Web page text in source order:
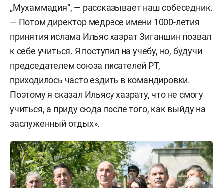
„Мухаммадия“, — рассказывает наш собеседник.
— Потом директор медресе имени 1000-летия
принятия ислама Ильяс хазрат Зиганшин позвал
к себе учиться. Я поступил на учебу, но, будучи
председателем союза писателей РТ,
приходилось часто ездить в командировки.
Поэтому я сказал Ильясу хазрату, что не смогу
учиться, а приду сюда после того, как выйду на
заслуженный отдых».